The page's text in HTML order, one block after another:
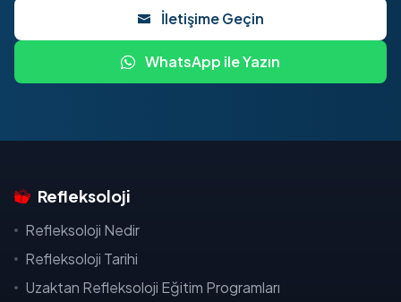
İletişime Geçin
WhatsApp ile Yazın
Refleksoloji
Refleksoloji Nedir
Refleksoloji Tarihi
Uzaktan Refleksoloji Eğitim Programları